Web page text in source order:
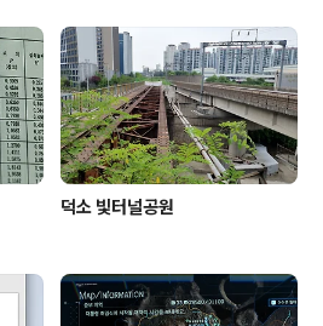
덕소 빛터널공원